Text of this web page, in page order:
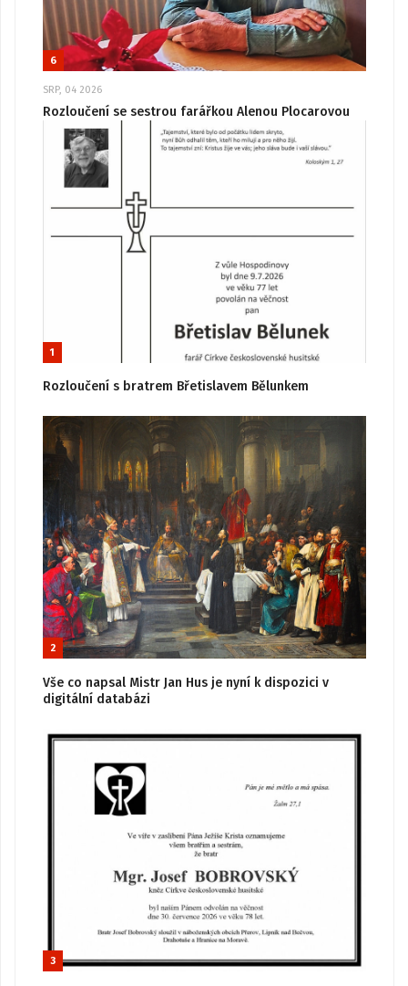
6
SRP, 04 2026
Rozloučení se sestrou farářkou Alenou Plocarovou
1
Rozloučení s bratrem Břetislavem Bělunkem
2
Vše co napsal Mistr Jan Hus je nyní k dispozici v
digitální databázi
3